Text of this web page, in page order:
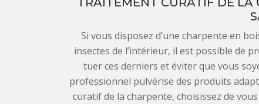
Si vous disposez d’une charpente en
insectes de l’intérieur, il est possible de
tuer ces derniers et éviter que vous
professionnel pulvérise des produits
curatif de la charpente, choisissez de